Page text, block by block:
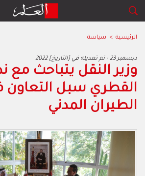
الرئيسية > سياسة
2022 ديسمبر 23 - تم تعديله في [التاريخ]
وزير النقل يتباحث مع
القطري سبل التعاون
الطيران المدني